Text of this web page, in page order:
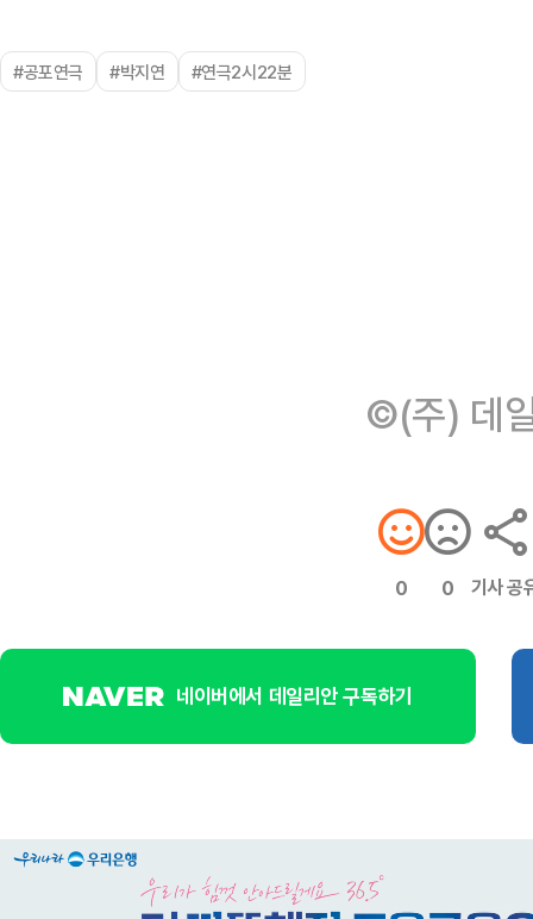
#공포연극 #박지연 #연극2시22분
©(주) 데
0 0 기사 공
네이버에서 데일리안 구독하기